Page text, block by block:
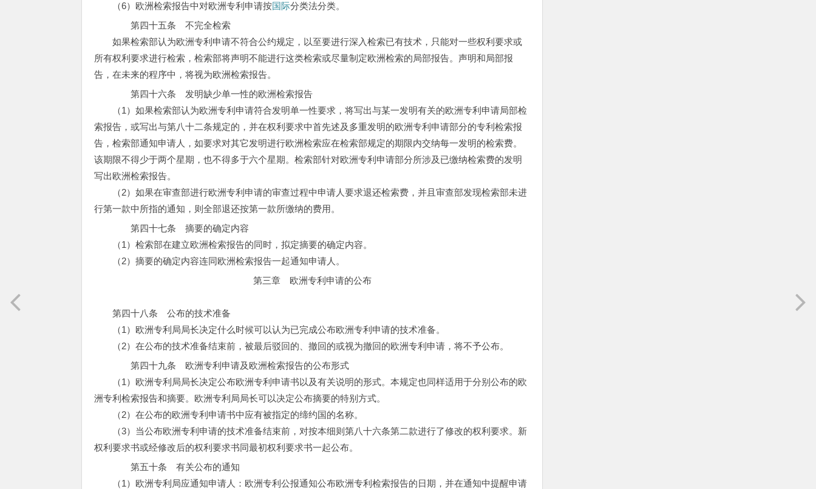
（6）欧洲检索报告中对欧洲专利申请按国际分类法分类。
第四十五条 不完全检索
如果检索部认为欧洲专利申请不符合公约规定，以至要进行深入检索已有技术，只能对一些权利要求或
所有权利要求进行检索，检索部将声明不能进行这类检索或尽量制定欧洲检索的局部报告。声明和局部报
告，在未来的程序中，将视为欧洲检索报告。
第四十六条 发明缺少单一性的欧洲检索报告
（1）如果检索部认为欧洲专利申请符合发明单一性要求，将写出与某一发明有关的欧洲专利申请局部检
索报告，或写出与第八十二条规定的，并在权利要求中首先述及多重发明的欧洲专利申请部分的专利检索报
告，检索部通知申请人，如要求对其它发明进行欧洲检索应在检索部规定的期限内交纳每一发明的检索费。
该期限不得少于两个星期，也不得多于六个星期。检索部针对欧洲专利申请部分所涉及已缴纳检索费的发明
写出欧洲检索报告。
（2）如果在审查部进行欧洲专利申请的审查过程中申请人要求退还检索费，并且审查部发现检索部未进
行第一款中所指的通知，则全部退还按第一款所缴纳的费用。
第四十七条 摘要的确定内容
（1）检索部在建立欧洲检索报告的同时，拟定摘要的确定内容。
（2）摘要的确定内容连同欧洲检索报告一起通知申请人。
第三章 欧洲专利申请的公布
第四十八条 公布的技术准备
（1）欧洲专利局局长决定什么时候可以认为已完成公布欧洲专利申请的技术准备。
（2）在公布的技术准备结束前，被最后驳回的、撤回的或视为撤回的欧洲专利申请，将不予公布。
第四十九条 欧洲专利申请及欧洲检索报告的公布形式
（1）欧洲专利局局长决定公布欧洲专利申请书以及有关说明的形式。本规定也同样适用于分别公布的欧
洲专利检索报告和摘要。欧洲专利局局长可以决定公布摘要的特别方式。
（2）在公布的欧洲专利申请书中应有被指定的缔约国的名称。
（3）当公布欧洲专利申请的技术准备结束前，对按本细则第八十六条第二款进行了修改的权利要求。新
权利要求书或经修改后的权利要求书同最初权利要求书一起公布。
第五十条 有关公布的通知
（1）欧洲专利局应通知申请人：欧洲专利公报通知公布欧洲专利检索报告的日期，并在通知中提醒申请